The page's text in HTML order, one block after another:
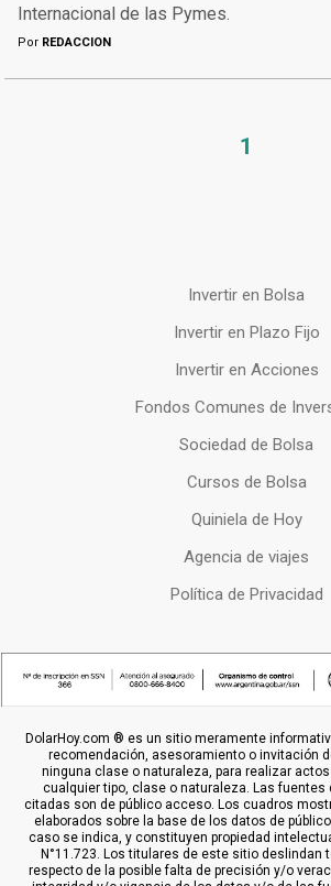
Internacional de las Pymes.
Por REDACCION
1
Invertir en Bolsa
Invertir en Plazo Fijo
Invertir en Acciones
Fondos Comunes de
Sociedad de Bolsa
Cursos de Bolsa
Quiniela de Hoy
Agencia de viajes
Política de Privacidad
DolarHoy.com ® es un sitio meramente
recomendación, asesoramiento o invitación
ninguna clase o naturaleza, para realizar
cualquier tipo, clase o naturaleza. Las fuentes
citadas son de público acceso. Los cuadros
elaborados sobre la base de los datos de
caso se indica, y constituyen propiedad
N°11.723. Los titulares de este sitio deslindan
respecto de la posible falta de precisión y/o